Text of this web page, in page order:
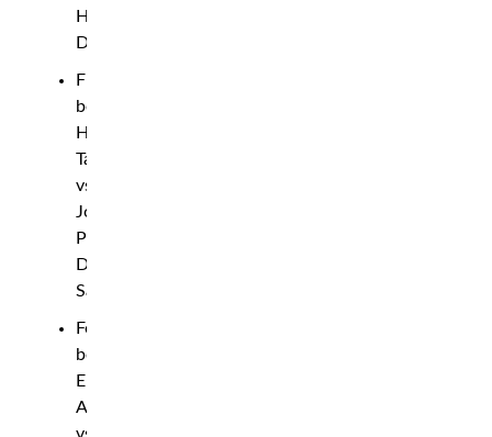
Hama
Dara
Flyweight
bout:
Hamid
Tawana
vs.
João
Pedro
Dos
Santos
Featherweight
bout:
Elmir
Abasov